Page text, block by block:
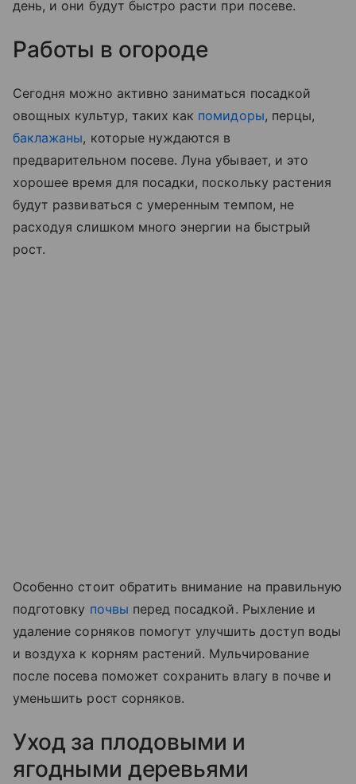
день, и они будут быстро расти при посеве.
Работы в огороде
Сегодня можно активно заниматься посадкой
овощных культур, таких как помидоры, перцы,
баклажаны, которые нуждаются в
предварительном посеве. Луна убывает, и это
хорошее время для посадки, поскольку растения
будут развиваться с умеренным темпом, не
расходуя слишком много энергии на быстрый
рост.
Особенно стоит обратить внимание на правильную
подготовку почвы перед посадкой. Рыхление и
удаление сорняков помогут улучшить доступ воды
и воздуха к корням растений. Мульчирование
после посева поможет сохранить влагу в почве и
уменьшить рост сорняков.
Уход за плодовыми и
ягодными деревьями